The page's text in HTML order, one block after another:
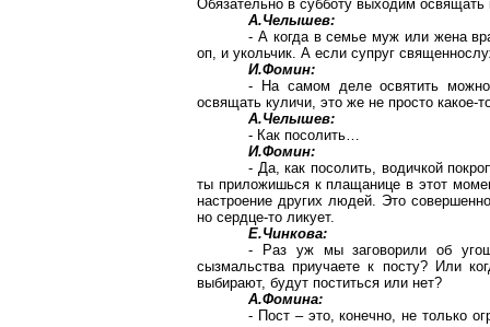
Обязательно в субботу выходим освящать
А.Челышев:
- А когда в семье муж или жена
оп, и укольчик. А если супруг
И.Фомин:
- На самом деле освятить
освящать куличи, это же не просто
А.Челышев:
- Как посолить…
И.Фомин:
- Да, как посолить, водичкой
ты приложишься к плащанице в этот
настроение других людей. Это
но сердце-то ликует.
Е.Чинкова:
- Раз уж мы заговорили об
сызмальства приучаете к посту? Или
выбирают, будут поститься или нет?
А.Фомина:
- Пост – это, конечно, не только